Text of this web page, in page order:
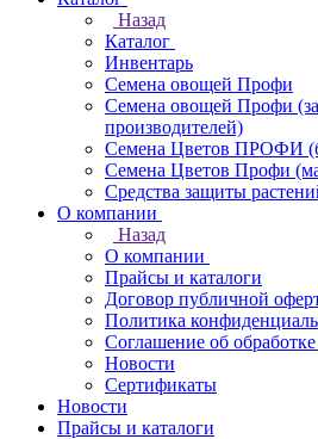
Назад
Каталог
Инвентарь
Семена овощей Профи
Семена овощей Профи
производителей)
Семена Цветов ПРОФИ
Семена Цветов Профи
Средства защиты
О компании
Назад
О компании
Прайсы и каталоги
Договор публичной
Политика
Соглашение об
Новости
Сертификаты
Новости
Прайсы и каталоги